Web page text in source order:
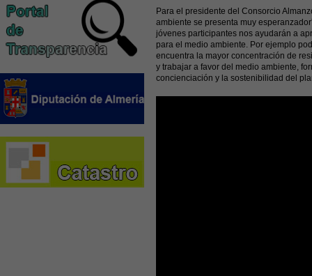
Para el presidente del Consorcio
ambiente se presenta muy
jóvenes participantes nos ayudarán a
para el medio ambiente. Por ejemplo
encuentra la mayor concentración de
y trabajar a favor del medio ambiente,
concienciación y la sostenibilidad del